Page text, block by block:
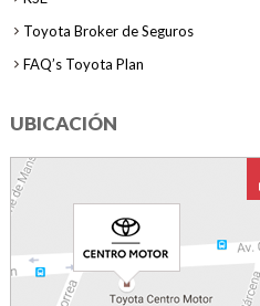
Toyota Broker de Seguros
FAQ’s Toyota Plan
UBICACIÓN